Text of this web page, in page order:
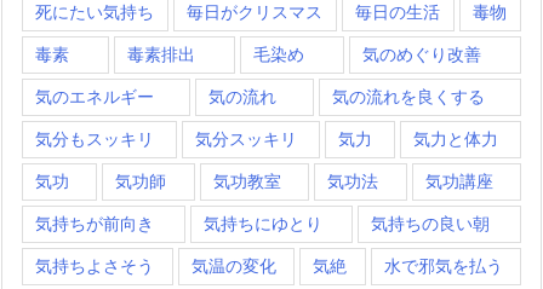
死にたい気持ち 毎日がクリスマス 毎日の生活 毒物
毒素 毒素排出 毛染め 気のめぐり改善
気のエネルギー 気の流れ 気の流れを良くする
気分もスッキリ 気分スッキリ 気力 気力と体力
気功 気功師 気功教室 気功法 気功講座
気持ちが前向き 気持ちにゆとり 気持ちの良い朝
気持ちよさそう 気温の変化 気絶 水で邪気を払う